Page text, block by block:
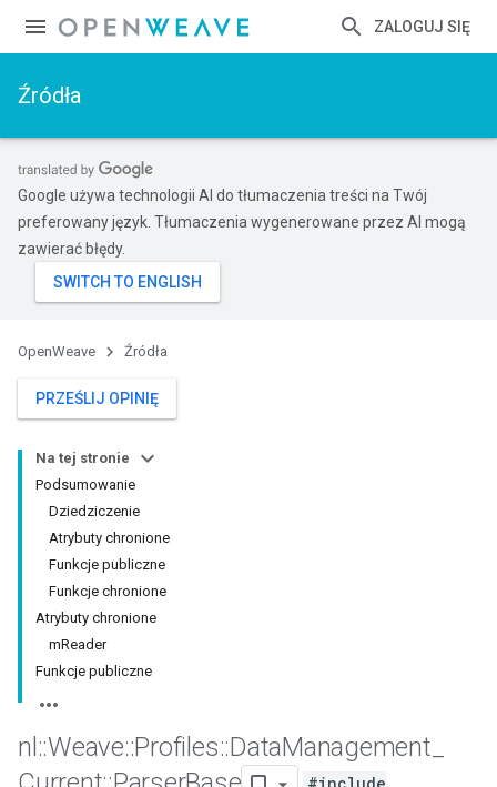
ZALOGUJ SIĘ
Źródła
Google używa technologii AI do tłumaczenia treści na Twój
preferowany język. Tłumaczenia wygenerowane przez AI mogą
zawierać błędy.
OpenWeave Źródła
PRZEŚLIJ OPINIĘ
Na tej stronie
Podsumowanie
Dziedziczenie
Atrybuty chronione
Funkcje publiczne
Funkcje chronione
Atrybuty chronione
mReader
Funkcje publiczne
nl ::Weave::Profiles::DataManagement